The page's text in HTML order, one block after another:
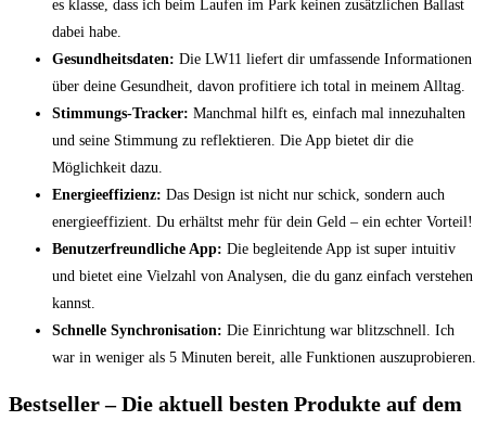
es klasse, dass ich beim Laufen im Park keinen⁤ zusätzlichen Ballast⁣
dabei habe.
Gesundheitsdaten: Die LW11 liefert dir ‍umfassende Informationen
über deine ⁣Gesundheit,​ davon profitiere ⁤ich total in meinem Alltag.
Stimmungs-Tracker: ‍Manchmal hilft es, ‍einfach mal innezuhalten
und ​seine⁣ Stimmung zu reflektieren. Die‍ App bietet dir die
Möglichkeit ​dazu.
Energieeffizienz: ⁤Das Design⁤ ist ⁤nicht nur schick, sondern ‌auch
‍energieeffizient.‌ Du ⁣erhältst ​mehr für dein Geld – ein echter Vorteil!
Benutzerfreundliche ​App: Die begleitende App ⁤ist super intuitiv
und​ bietet eine‍ Vielzahl von Analysen, die du ganz‌ einfach verstehen
kannst.
Schnelle​ Synchronisation: Die ⁤Einrichtung war blitzschnell.⁤ Ich
war in weniger als 5⁤ Minuten bereit, alle Funktionen auszuprobieren.
Bestseller‌ – Die‍ aktuell besten Produkte auf dem